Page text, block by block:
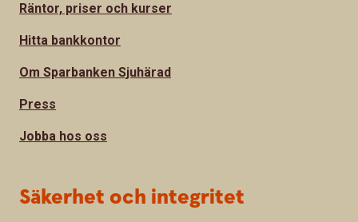
Räntor, priser och kurser
Hitta bankkontor
Om Sparbanken Sjuhärad
Press
Jobba hos oss
Säkerhet och integritet